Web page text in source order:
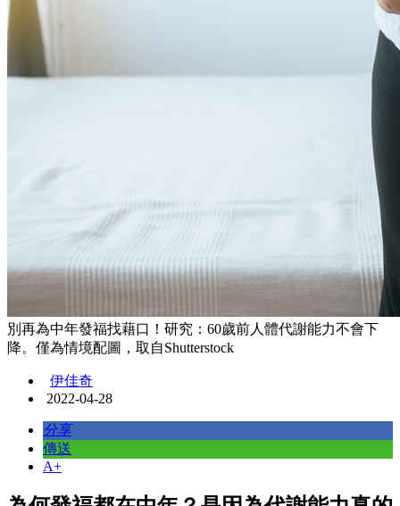
別再為中年發福找藉口！研究：60歲前人體代謝能力不會下
降。僅為情境配圖，取自Shutterstock
伊佳奇
2022-04-28
分享
傳送
A+